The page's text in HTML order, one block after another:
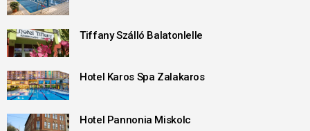
Tiffany Szálló Balatonlelle
Hotel Karos Spa Zalakaros
Hotel Pannonia Miskolc